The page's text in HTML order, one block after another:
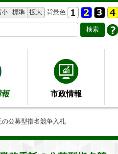
小 標準 拡大 背景色
市政情報
公募型指名競争入札